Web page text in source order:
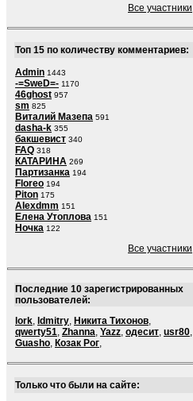
Все участники
Топ 15 по количеству комментариев:
Admin 1443
-=SweD=- 1170
46ghost 957
sm 825
Виталий Мазепа 591
dasha-k 355
бакшевист 340
FAQ 318
КАТАРИНА 269
Партизанка 194
Floreo 194
Piton 175
Alexdmm 151
Елена Утоплова 151
Ночка 122
Все участники
Последние 10 зарегистрированных
пользователей:
lork, ldmitry, Никита Тихонов,
qwerty51, Zhanna, Yazz, одесит, usr80,
Guasho, Козак Рог,
Только что были на сайте: